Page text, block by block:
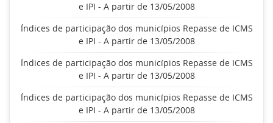
e IPI - A partir de 13/05/2008
Índices de participação dos municípios Repasse de ICMS
e IPI - A partir de 13/05/2008
Índices de participação dos municípios Repasse de ICMS
e IPI - A partir de 13/05/2008
Índices de participação dos municípios Repasse de ICMS
e IPI - A partir de 13/05/2008